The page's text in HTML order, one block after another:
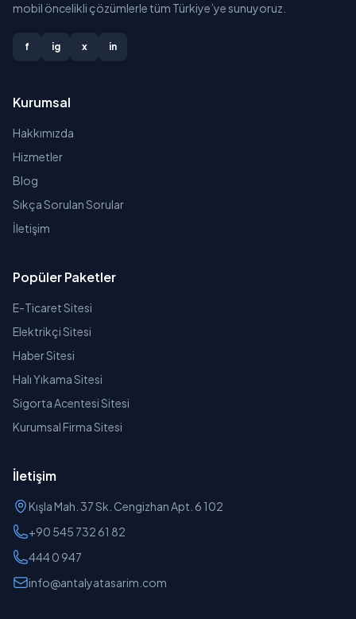
mobil öncelikli çözümlerle tüm Türkiye’ye sunuyoruz.
f ig x in
Kurumsal
Hakkımızda
Hizmetler
Blog
Sıkça Sorulan Sorular
İletişim
Popüler Paketler
E-Ticaret Sitesi
Elektrikçi Sitesi
Haber Sitesi
Halı Yıkama Sitesi
Sigorta Acentesi Sitesi
Kurumsal Firma Sitesi
İletişim
Kışla Mah. 37 Sk. Cengizhan Apt. 6 102
+90 545 732 61 82
444 0 947
info@antalyatasarim.com